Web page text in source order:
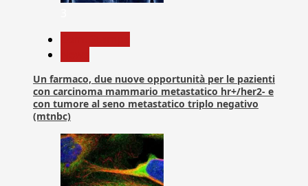
Un farmaco, due nuove opportunità per le pazienti
con carcinoma mammario metastatico hr+/her2- e
con tumore al seno metastatico triplo negativo
(mtnbc)